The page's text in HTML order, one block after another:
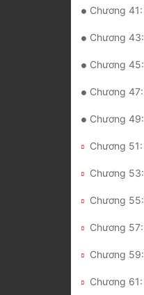
Chương
Chương
Chương
Chương 47:
Chương
Chương
Chương
Chương
Chương
Chương
Chương